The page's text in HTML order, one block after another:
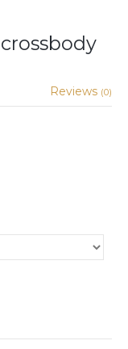
Reviews (0)